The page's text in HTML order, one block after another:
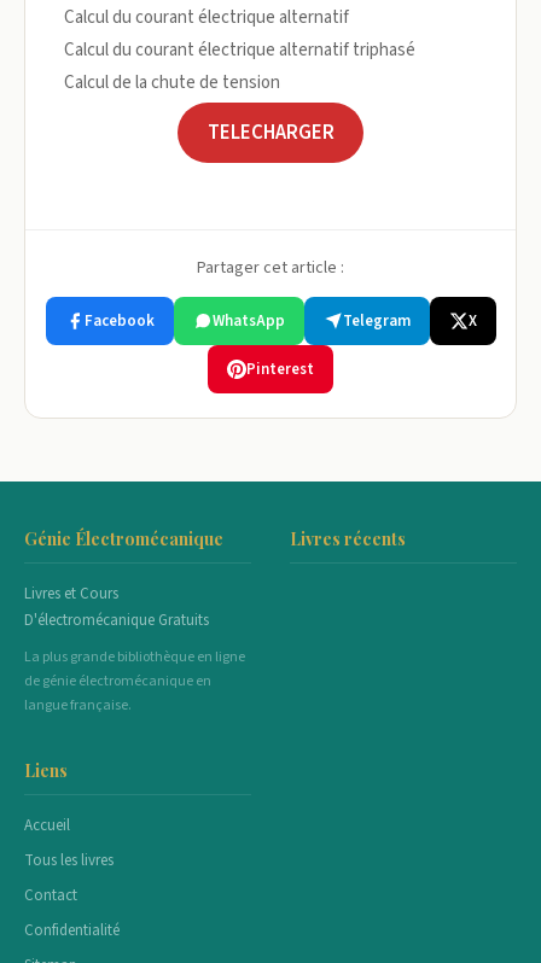
Calcul du courant électrique alternatif
Calcul du courant électrique alternatif triphasé
Calcul de la chute de tension
TELECHARGER
Partager cet article :
Facebook WhatsApp Telegram X
Pinterest
Génie Électromécanique
Livres et Cours
D'électromécanique Gratuits
La plus grande bibliothèque en ligne
de génie électromécanique en
langue française.
Livres récents
Liens
Accueil
Tous les livres
Contact
Confidentialité